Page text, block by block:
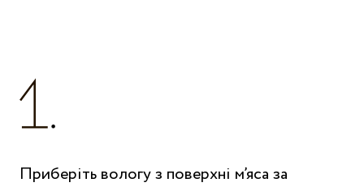
Приберіть вологу з поверхні м’яса за